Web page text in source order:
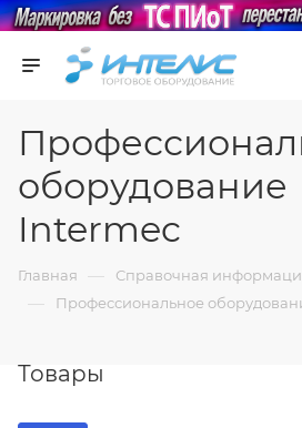
оборудование
Intermec
Главная — Справочная
— Профессиональное
Товары